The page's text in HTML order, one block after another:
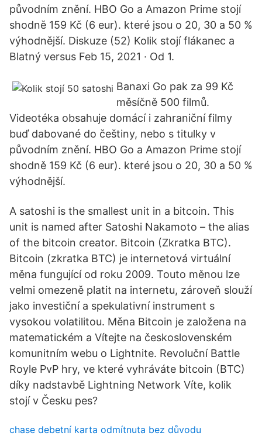
původním znění. HBO Go a Amazon Prime stojí
shodně 159 Kč (6 eur). které jsou o 20, 30 a 50 %
výhodnější. Diskuze (52) Kolik stojí flákanec a
Blatný versus Feb 15, 2021 · Od 1.
Banaxi Go pak za 99 Kč
měsíčně 500 filmů.
Videotéka obsahuje domácí i zahraniční filmy
buď dabované do češtiny, nebo s titulky v
původním znění. HBO Go a Amazon Prime stojí
shodně 159 Kč (6 eur). které jsou o 20, 30 a 50 %
výhodnější.
A satoshi is the smallest unit in a bitcoin. This
unit is named after Satoshi Nakamoto – the alias
of the bitcoin creator. Bitcoin (Zkratka BTC).
Bitcoin (zkratka BTC) je internetová virtuální
měna fungující od roku 2009. Touto měnou lze
velmi omezeně platit na internetu, zároveň slouží
jako investiční a spekulativní instrument s
vysokou volatilitou. Měna Bitcoin je založena na
matematickém a Vítejte na československém
komunitním webu o Lightnite. Revoluční Battle
Royle PvP hry, ve které vyhráváte bitcoin (BTC)
díky nadstavbě Lightning Network Víte, kolik
stojí v Česku pes?
chase debetní karta odmítnuta bez důvodu